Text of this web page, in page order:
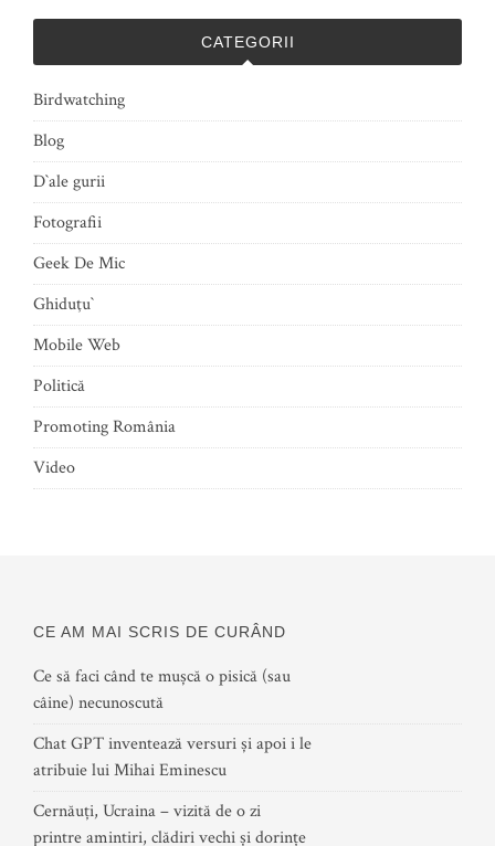
CATEGORII
Birdwatching
Blog
D`ale gurii
Fotografii
Geek De Mic
Ghiduţu`
Mobile Web
Politică
Promoting România
Video
CE AM MAI SCRIS DE CURÂND
Ce să faci când te mușcă o pisică (sau
câine) necunoscută
Chat GPT inventează versuri și apoi i le
atribuie lui Mihai Eminescu
Cernăuți, Ucraina – vizită de o zi
printre amintiri, clădiri vechi și dorințe